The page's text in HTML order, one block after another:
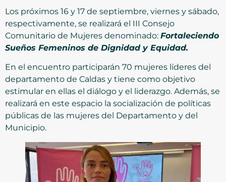
Los próximos 16 y 17 de septiembre, viernes y sábado,
respectivamente, se realizará el III Consejo
Comunitario de Mujeres denominado: Fortaleciendo
Sueños Femeninos de Dignidad y Equidad.
En el encuentro participarán 70 mujeres líderes del
departamento de Caldas y tiene como objetivo
estimular en ellas el diálogo y el liderazgo. Además, se
realizará en este espacio la socialización de políticas
públicas de las mujeres del Departamento y del
Municipio.